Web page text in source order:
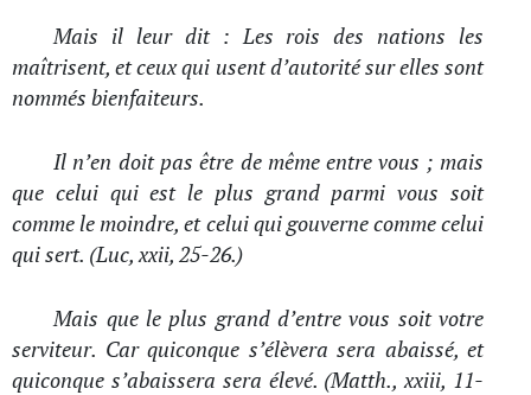
Mais il leur dit : Les rois des nations les
maîtrisent, et ceux qui usent d’autorité sur elles sont
nommés bienfaiteurs.
Il n’en doit pas être de même entre vous ; mais
que celui qui est le plus grand parmi vous soit
comme le moindre, et celui qui gouverne comme celui
qui sert. (Luc, xxii, 25-26.)
Mais que le plus grand d’entre vous soit votre
serviteur. Car quiconque s’élèvera sera abaissé, et
quiconque s’abaissera sera élevé. (Matth., xxiii, 11-